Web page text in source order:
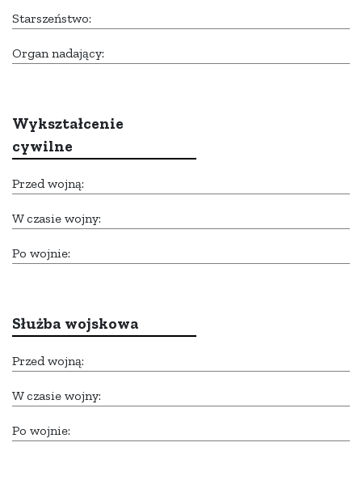
Starszeństwo:
Organ nadający:
Wykształcenie
cywilne
Przed wojną:
W czasie wojny:
Po wojnie:
Służba wojskowa
Przed wojną:
W czasie wojny:
Po wojnie: